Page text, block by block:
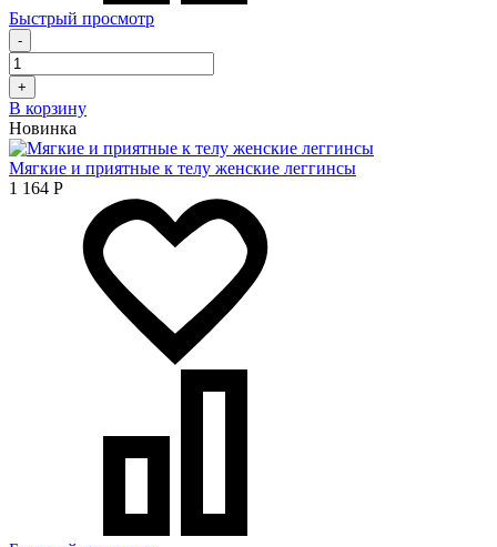
Быстрый просмотр
-
+
В корзину
Новинка
Мягкие и приятные к телу женские леггинсы
1 164 Р